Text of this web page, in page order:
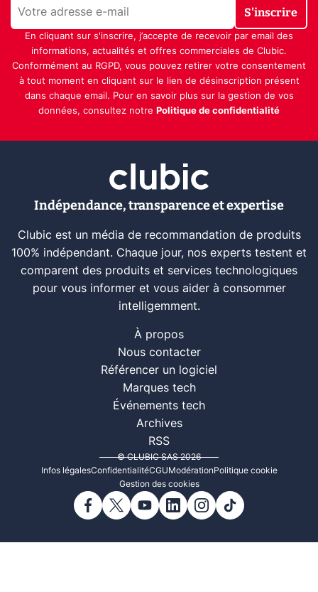
S'inscrire
En cliquant sur s'inscrire, j’accepte de recevoir par email des
informations, actualités et offres commerciales de Clubic.
Conformément au RGPD, vous pouvez retirer votre consentement
à tout moment en cliquant sur le lien de désinscription présent
dans chaque email. Pour en savoir plus sur la gestion de vos
données, consultez notre Politique de confidentialité
Indépendance, transparence et expertise
Clubic est un média de recommandation de produits
100% indépendant. Chaque jour, nos experts testent et
comparent des produits et services technologiques
pour vous informer et vous aider à consommer
intelligemment.
À propos
Nous contacter
Référencer un logiciel
Marques tech
Événements tech
Archives
RSS
© CLUBIC SAS 2026
Infos légalesConfidentialitéCGUModérationPolitique cookie
Gestion des cookies